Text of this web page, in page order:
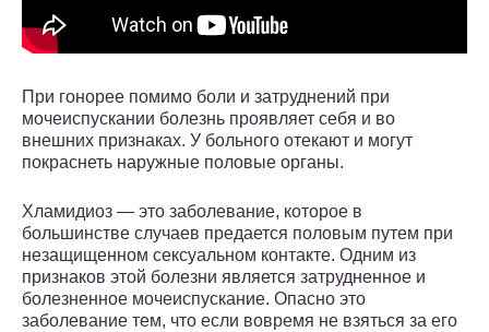
При гонорее помимо боли и затруднений при
мочеиспускании болезнь проявляет себя и во
внешних признаках. У больного отекают и могут
покраснеть наружные половые органы.
Хламидиоз — это заболевание, которое в
большинстве случаев предается половым путем при
незащищенном сексуальном контакте. Одним из
признаков этой болезни является затрудненное и
болезненное мочеиспускание. Опасно это
заболевание тем, что если вовремя не взяться за его